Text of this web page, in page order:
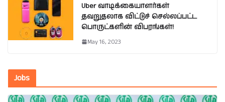
Uber வாடிக்கையாளர்கள்
தவறுதலாக விட்டுச் செல்லப்பட்ட
பொருட்களின் விபரங்கள்!
May 16, 2023
Jobs